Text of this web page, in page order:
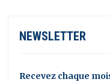
NEWSLETTER
Recevez chaque